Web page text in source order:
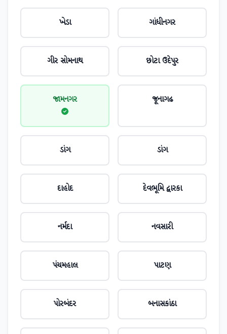
ખેડા ગાંધીનગર
ગીર સોમનાથ છોટા ઉદેપુર
જામનગર જૂનાગઢ
ડાંગ ડાંગ
દાહોદ દેવભૂમિ દ્વારકા
નર્મદા નવસારી
પંચમહાલ પાટણ
પોરબંદર બનાસકાંઠા